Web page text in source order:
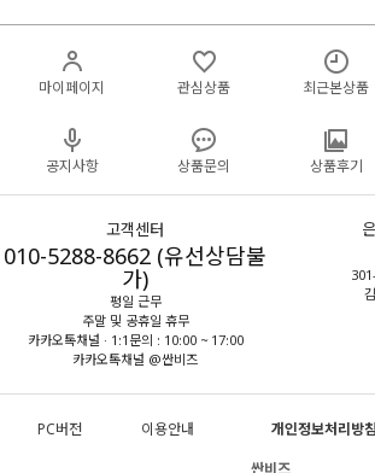
마이페이지 관심상품 최근본상품
공지사항 상품문의 상품후기
고객센터
010-5288-8662 (유선상담불
가)
평일 근무
주말 및 공휴일 휴무
카카오톡채널 · 1:1문의 : 10:00 ~ 17:00
카카오톡채널 @싼비즈
PC버전 이용안내 개인정보처리방침